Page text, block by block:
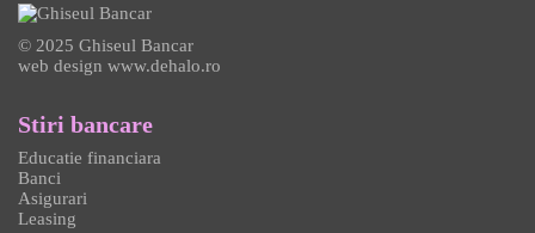
© 2025 Ghiseul Bancar
web design www.dehalo.ro
Stiri bancare
Educatie financiara
Banci
Asigurari
Leasing